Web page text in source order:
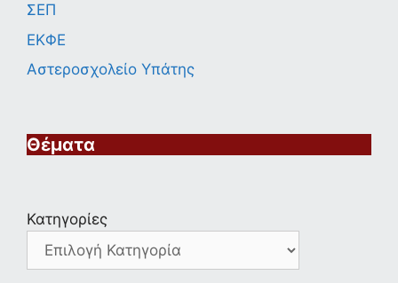
ΣΕΠ
ΕΚΦΕ
Αστεροσχολείο Υπάτης
Θέματα
Κατηγορίες